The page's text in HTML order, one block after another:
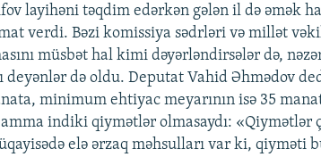
layihəni təqdim edərkən gələn il də əmək
verdi. Bəzi komissiya sədrləri və millət
müsbət hal kimi dəyərləndirsələr də,
deyənlər də oldu. Deputat Vahid Əhmədov
minimum ehtiyac meyarının isə 35
amma indiki qiymətlər olmasaydı: «Qiymətlər
elə ərzaq məhsulları var ki, qiyməti